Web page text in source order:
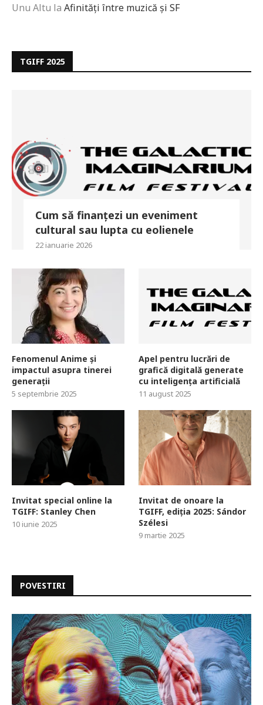
Unu Altu la Afinități între muzică și SF
TGIFF 2025
Cum să finanțezi un eveniment
cultural sau lupta cu eolienele
22 ianuarie 2026
Fenomenul Anime și
impactul asupra tinerei
generații
5 septembrie 2025
Apel pentru lucrări de
grafică digitală generate
cu inteligența artificială
11 august 2025
Invitat special online la
TGIFF: Stanley Chen
10 iunie 2025
Invitat de onoare la
TGIFF, ediția 2025: Sándor
Szélesi
9 martie 2025
POVESTIRI